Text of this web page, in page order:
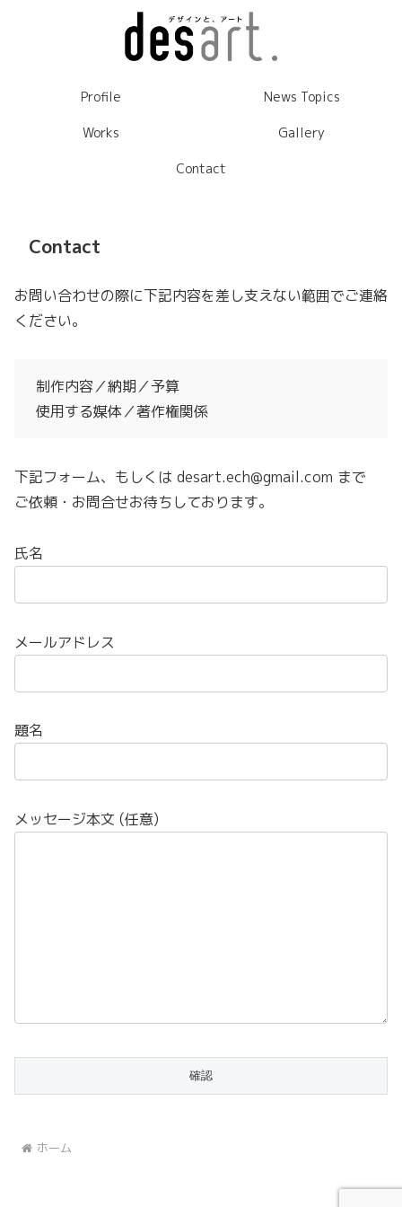
Profile News Topics
Works Gallery
Contact
Contact
お問い合わせの際に下記内容を差し支えない範囲でご連絡
ください。
制作内容／納期／予算
使用する媒体／著作権関係
下記フォーム、もしくは desart.ech@gmail.com まで
ご依頼・お問合せお待ちしております。
氏名
メールアドレス
題名
メッセージ本文 (任意)
ホーム